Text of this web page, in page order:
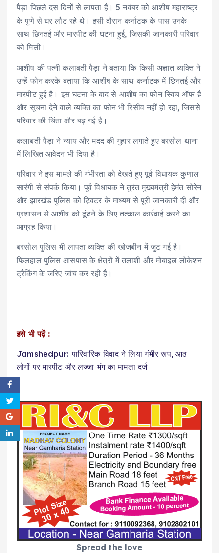
पैड़ा पिछले दस दिनों से लापता हैं। 5 नवंबर को आशीष महाराष्ट्र
के पुणे से घर लौट रहे थे। इसी दौरान कर्नाटक के पास उनके
साथ छिनतई और मारपीट की घटना हुई, जिसकी जानकारी परिवार
को मिली।
आशीष की पत्नी कलाबती पैड़ा ने बताया कि किसी अज्ञात व्यक्ति ने
उन्हें फोन करके बताया कि आशीष के साथ कर्नाटक में छिनतई और
मारपीट हुई है। इस घटना के बाद से आशीष का फोन स्विच ऑफ है
और सूचना देने वाले व्यक्ति का फोन भी रिसीव नहीं हो रहा, जिससे
परिवार की चिंता और बढ़ गई है।
कलाबती पैड़ा ने न्याय और मदद की गुहार लगाते हुए बरसोल थाना
में लिखित आवेदन भी दिया है।
परिवार ने इस मामले की गंभीरता को देखते हुए पूर्व विधायक कुणाल
सारंगी से संपर्क किया। पूर्व विधायक ने तुरंत मुख्यमंत्री हेमंत सोरेन
और झारखंड पुलिस को ट्विटर के माध्यम से पूरी जानकारी दी और
प्रशासन से आशीष को ढूंढने के लिए तत्काल कार्रवाई करने का
आग्रह किया।
बरसोल पुलिस भी लापता व्यक्ति की खोजबीन में जुट गई है।
फिलहाल पुलिस आसपास के क्षेत्रों में तलाशी और मोबाइल लोकेशन
ट्रैकिंग के जरिए जांच कर रही है।
इसे भी पढ़ें :
Jamshedpur: पारिवारिक विवाद ने लिया गंभीर रूप, आठ
लोगों पर मारपीट और लज्जा भंग का मामला दर्ज
Spread the love